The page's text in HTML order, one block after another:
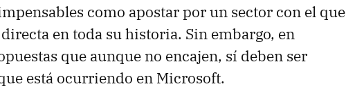
como apostar por un sector con el que
en toda su historia. Sin embargo, en
que aunque no encajen, sí deben ser
está ocurriendo en Microsoft.